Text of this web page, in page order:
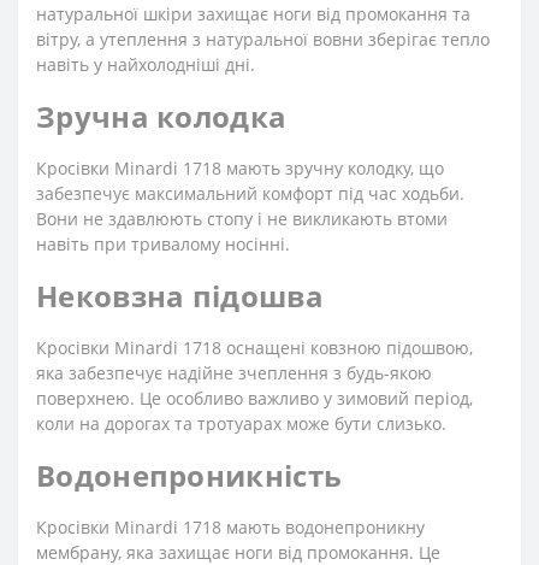
натуральної шкіри захищає ноги від промокання та
вітру, а утеплення з натуральної вовни зберігає тепло
навіть у найхолодніші дні.
Зручна колодка
Кросівки Minardi 1718 мають зручну колодку, що
забезпечує максимальний комфорт під час ходьби.
Вони не здавлюють стопу і не викликають втоми
навіть при тривалому носінні.
Нековзна підошва
Кросівки Minardi 1718 оснащені ковзною підошвою,
яка забезпечує надійне зчеплення з будь-якою
поверхнею. Це особливо важливо у зимовий період,
коли на дорогах та тротуарах може бути слизько.
Водонепроникність
Кросівки Minardi 1718 мають водонепроникну
мембрану, яка захищає ноги від промокання. Це